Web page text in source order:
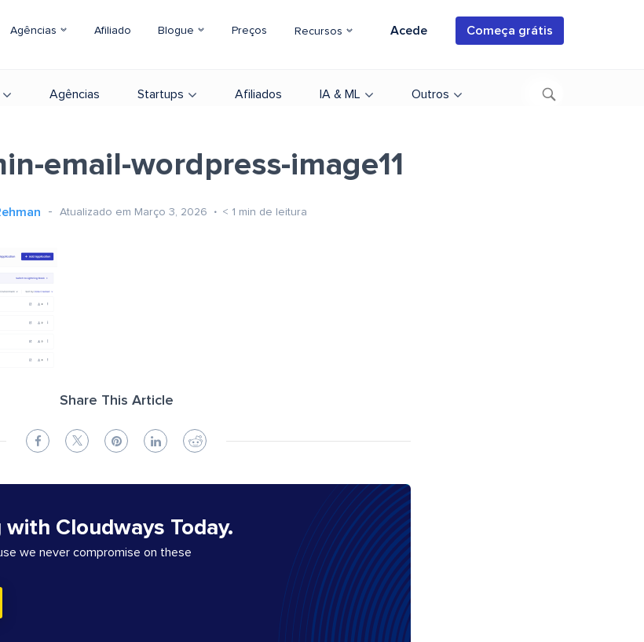
Agências Afiliado Blogue Preços Recursos Acede Começa grátis
Agências Startups Afiliados IA & ML Outros
email-wordpress-image11
Atualizado em Março 3, 2026 < 1 min de leitura
Share This Article
Cloudways Today.
we never compromise on these